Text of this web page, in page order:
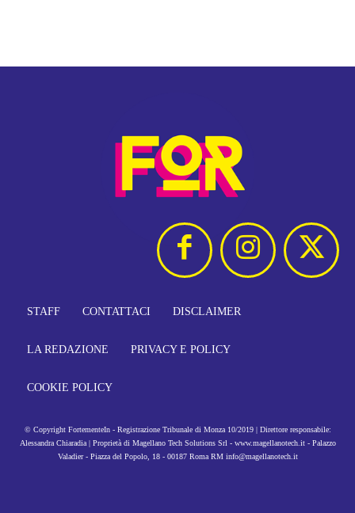
STAFF CONTATTACI DISCLAIMER
LA REDAZIONE PRIVACY E POLICY
COOKIE POLICY
© Copyright FortementeIn - Registrazione Tribunale di Monza 10/2019 | Direttore responsabile:
Alessandra Chiaradia | Proprietà di Magellano Tech Solutions Srl - www.magellanotech.it - Palazzo
Valadier - Piazza del Popolo, 18 - 00187 Roma RM info@magellanotech.it